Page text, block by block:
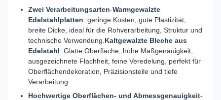
Zwei Verarbeitungsarten-Warmgewalzte
Edelstahlplatten: geringe Kosten, gute Plastizität,
breite Dicke, ideal für die Rohverarbeitung, Struktur und
technische Verwendung. Kaltgewalzte Bleche aus
Edelstahl: Glatte Oberfläche, hohe Maßgenauigkeit,
ausgezeichnete Flachheit, feine Veredelung, perfekt für
Oberflächendekoration, Präzisionsteile und tiefe
Verarbeitung.
Hochwertige Oberflächen- und Abmessgenauigkeit-